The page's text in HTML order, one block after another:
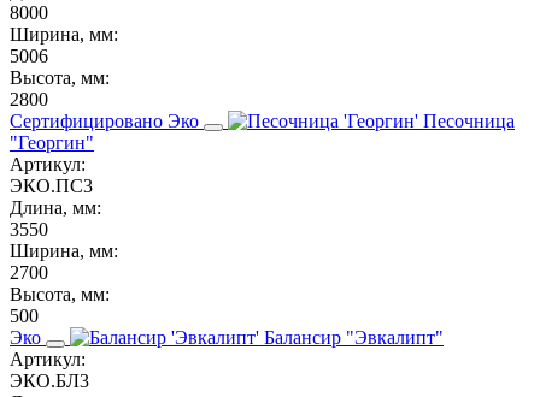
8000
Ширина, мм:
5006
Высота, мм:
2800
Сертифицировано Эко
Песочница
"Георгин"
Артикул:
ЭКО.ПС3
Длина, мм:
3550
Ширина, мм:
2700
Высота, мм:
500
Эко
Балансир "Эвкалипт"
Артикул:
ЭКО.БЛ3